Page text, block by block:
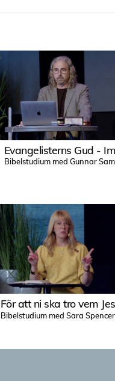
För att ni ska tro vem
Bibelstudium med Sara